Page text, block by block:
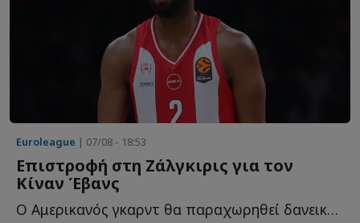
Euroleague | 07/08 - 18:53
Επιστροφή στη Ζάλγκιρις για τον
Κίναν Έβανς
Ο Αμερικανός γκαρντ θα παραχωρηθεί δανεικός στους Λ...